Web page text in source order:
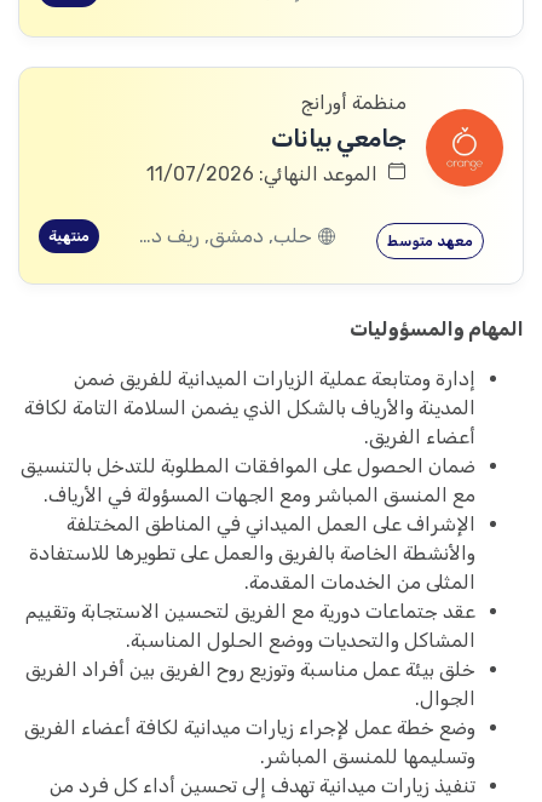
منظمة أورانج
جامعي بيانات
الموعد النهائي: 11/07/2026
معهد متوسط حلب, دمشق, ريف دمشق, ديرالزور, اللاذقية, حمص, حماة, ادلب منتهية
المهام والمسؤوليات
إدارة ومتابعة عملية الزيارات الميدانية للفريق ضمن
المدينة والأرياف بالشكل الذي يضمن السلامة التامة لكافة
أعضاء الفريق.
ضمان الحصول على الموافقات المطلوبة للتدخل بالتنسيق
مع المنسق المباشر ومع الجهات المسؤولة في الأرياف.
الإشراف على العمل الميداني في المناطق المختلفة
والأنشطة الخاصة بالفريق والعمل على تطويرها للاستفادة
المثلى من الخدمات المقدمة.
عقد جتماعات دورية مع الفريق لتحسين الاستجابة وتقييم
المشاكل والتحديات ووضع الحلول المناسبة.
خلق بيئة عمل مناسبة وتوزيع روح الفريق بين أفراد الفريق
الجوال.
وضع خطة عمل لإجراء زيارات ميدانية لكافة أعضاء الفريق
وتسليمها للمنسق المباشر.
تنفيذ زيارات ميدانية تهدف إلى تحسين أداء كل فرد من